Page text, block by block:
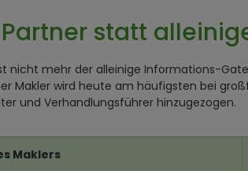
statt
nicht mehr der alleinige Informations-
Makler wird heute am häufigsten bei
und Verhandlungsführer hinzugezogen.
Maklers